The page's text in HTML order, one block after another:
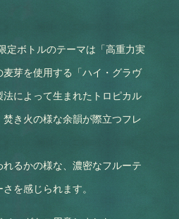
定ボトルのテーマは「高重力実
芽を使用する「ハイ・グラヴ
法によって生まれたトロピカル
き火の様な余韻が際立つフレ
るかの様な、濃密なフルーテ
を感じられます。